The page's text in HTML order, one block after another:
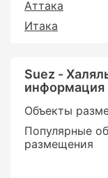
Аттака
Итака
Suez -
информация
Объекты
Популярные
размещения